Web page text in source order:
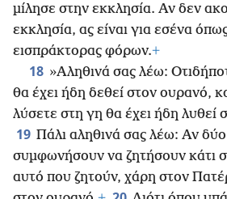
μίλησε στην εκκλησία. Αν δεν
εκκλησία, ας είναι για εσένα
εισπράκτορας φόρων.+
18 »Αληθινά σας λέω:
θα έχει ήδη δεθεί στον ουρανό,
λύσετε στη γη θα έχει ήδη λυθεί
19 Πάλι αληθινά σας λέω: Αν
συμφωνήσουν να ζητήσουν κάτι
αυτό που ζητούν, χάρη στον